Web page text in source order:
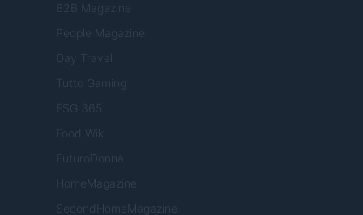
B2B Magazine
People Magazine
Day Travel
Tutto Gaming
ESG 365
Food Wiki
FuturoDonna
HomeMagazine
SecondHomeMagazine